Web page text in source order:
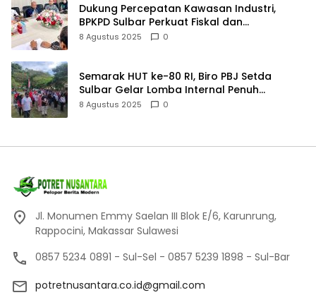
Dukung Percepatan Kawasan Industri,
BPKPD Sulbar Perkuat Fiskal dan
Perencanaan Pendapatan
8 Agustus 2025 0
Semarak HUT ke-80 RI, Biro PBJ Setda
Sulbar Gelar Lomba Internal Penuh
Kebersamaan
8 Agustus 2025 0
Jl. Monumen Emmy Saelan III Blok E/6, Karunrung,
Rappocini, Makassar Sulawesi
0857 5234 0891 - Sul-Sel - 0857 5239 1898 - Sul-Bar
potretnusantara.co.id@gmail.com